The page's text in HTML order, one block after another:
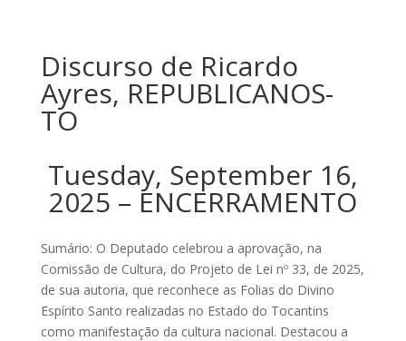
Discurso de Ricardo
Ayres, REPUBLICANOS-
TO
Tuesday, September 16,
2025 – ENCERRAMENTO
Sumário: O Deputado celebrou a aprovação, na
Comissão de Cultura, do Projeto de Lei nº 33, de 2025,
de sua autoria, que reconhece as Folias do Divino
Espírito Santo realizadas no Estado do Tocantins
como manifestação da cultura nacional. Destacou a